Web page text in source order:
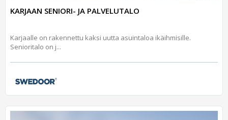
KARJAAN SENIORI- JA PALVELUTALO
Karjaalle on rakennettu kaksi uutta asuintaloa ikäihmisille.
Senioritalo on j...